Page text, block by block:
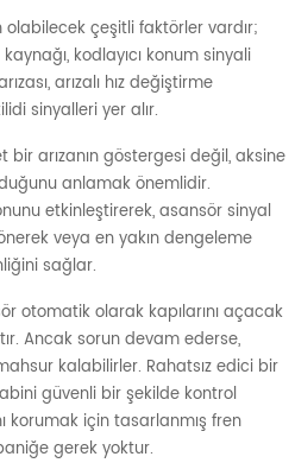
çeşitli faktörler vardır;
kodlayıcı konum sinyali
arızalı hız değiştirme
sinyalleri yer alır.
bir arızanın göstergesi değil, aksine
anlamak önemlidir.
etkinleştirerek, asansör sinyal
veya en yakın dengeleme
sağlar.
otomatik olarak kapılarını açacak
Ancak sorun devam ederse,
kalabilirler. Rahatsız edici bir
güvenli bir şekilde kontrol
korumak için tasarlanmış fren
gerek yoktur.